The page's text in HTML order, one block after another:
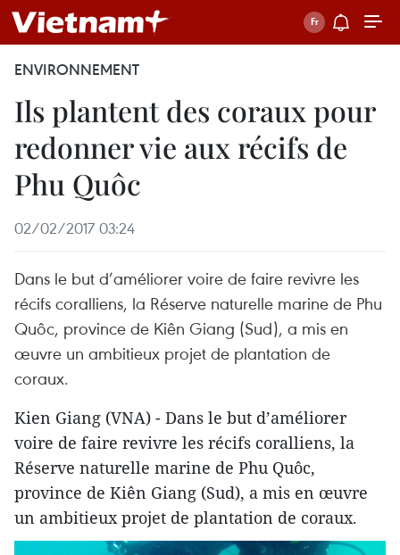
ENVIRONNEMENT
Ils plantent des coraux pour
redonner vie aux récifs de
Phu Quôc
02/02/2017 03:24
Dans le but d’améliorer voire de faire revivre les
récifs coralliens, la Réserve naturelle marine de Phu
Quôc, province de Kiên Giang (Sud), a mis en
œuvre un ambitieux projet de plantation de
coraux.
Kien Giang (VNA) - Dans le but d’améliorer
voire de faire revivre les récifs coralliens, la
Réserve naturelle marine de Phu Quôc,
province de Kiên Giang (Sud), a mis en œuvre
un ambitieux projet de plantation de coraux.